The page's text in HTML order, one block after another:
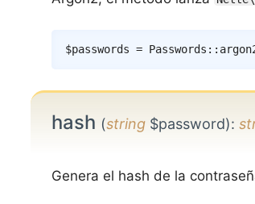
$passwords = Passwords ::
hash (string$password):
Genera el hash de la